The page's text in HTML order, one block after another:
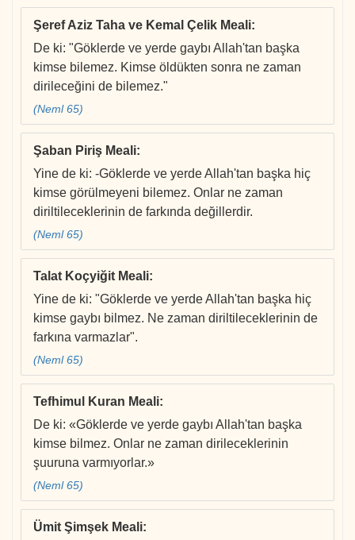
Şeref Aziz Taha ve Kemal Çelik Meali:
De ki: "Göklerde ve yerde gaybı Allah'tan başka
kimse bilemez. Kimse öldükten sonra ne zaman
dirileceğini de bilemez."
(Neml 65)
Şaban Piriş Meali:
Yine de ki: -Göklerde ve yerde Allah'tan başka hiç
kimse görülmeyeni bilemez. Onlar ne zaman
diriltileceklerinin de farkında değillerdir.
(Neml 65)
Talat Koçyiğit Meali:
Yine de ki: "Göklerde ve yerde Allah'tan başka hiç
kimse gaybı bilmez. Ne zaman diriltileceklerinin de
farkına varmazlar".
(Neml 65)
Tefhimul Kuran Meali:
De ki: «Göklerde ve yerde gaybı Allah'tan başka
kimse bilmez. Onlar ne zaman dirileceklerinin
şuuruna varmıyorlar.»
(Neml 65)
Ümit Şimşek Meali: